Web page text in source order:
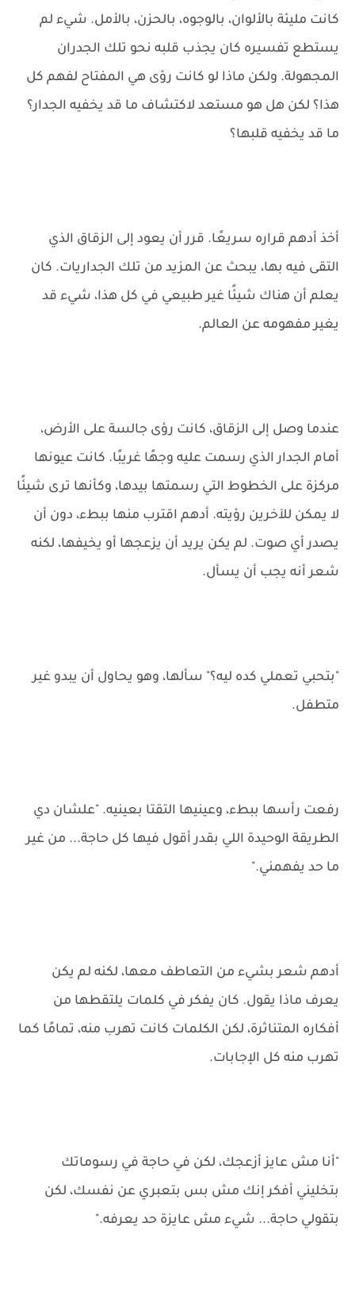
كانت مليئة بالألوان، بالوجوه، بالحزن، بالأمل. شيء لم
يستطع تفسيره كان يجذب قلبه نحو تلك الجدران
المجهولة. ولكن ماذا لو كانت رؤى هي المفتاح لفهم كل
هذا؟ لكن هل هو مستعد لاكتشاف ما قد يخفيه الجدار؟
ما قد يخفيه قلبها؟
أخذ أدهم قراره سريعًا. قرر أن يعود إلى الزقاق الذي
التقى فيه بها، يبحث عن المزيد من تلك الجداريات. كان
يعلم أن هناك شيئًا غير طبيعي في كل هذا، شيء قد
يغير مفهومه عن العالم.
عندما وصل إلى الزقاق، كانت رؤى جالسة على الأرض،
أمام الجدار الذي رسمت عليه وجهًا غريبًا. كانت عيونها
مركزة على الخطوط التي رسمتها بيدها، وكأنها ترى شيئًا
لا يمكن للآخرين رؤيته. أدهم اقترب منها ببطء، دون أن
يصدر أي صوت. لم يكن يريد أن يزعجها أو يخيفها، لكنه
شعر أنه يجب أن يسأل.
"بتحبي تعملي كده ليه؟" سألها، وهو يحاول أن يبدو غير
متطفل.
رفعت رأسها ببطء، وعينيها التقتا بعينيه. "علشان دي
الطريقة الوحيدة اللي بقدر أقول فيها كل حاجة... من غير
ما حد يفهمني."
أدهم شعر بشيء من التعاطف معها، لكنه لم يكن
يعرف ماذا يقول. كان يفكر في كلمات يلتقطها من
أفكاره المتناثرة، لكن الكلمات كانت تهرب منه، تمامًا كما
تهرب منه كل الإجابات.
"أنا مش عايز أزعجك، لكن في حاجة في رسوماتك
بتخليني أفكر إنك مش بس بتعبري عن نفسك، لكن
بتقولي حاجة... شيء مش عايزة حد يعرفه."